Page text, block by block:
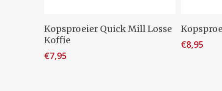
Toevoegen Aan Winkelwagen
Kopsproeier Quick Mill Losse
Koffie
€7,95
€8,95